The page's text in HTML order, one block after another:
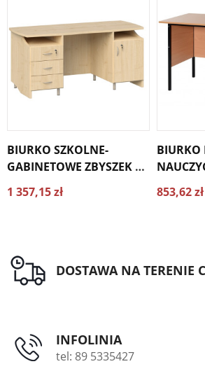
BIURKO SZKOLNE-
GABINETOWE ZBYSZEK A
Z SZUFLADAMI
1 357,15 zł
BIURKO
853,62 zł
DOSTAWA NA TERENIE
INFOLINIA
tel: 89 5335427